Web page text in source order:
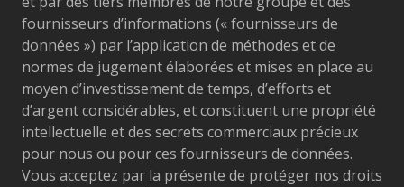
fournisseurs d’informations (« fournisseurs de
données ») par l’application de méthodes et de
normes de jugement élaborées et mises en place au
moyen d’investissement de temps, d’efforts et
d’argent considérables, et constituent une propriété
intellectuelle et des secrets commerciaux précieux
pour nous ou pour ces fournisseurs de données.
Vous acceptez par la présente de protéger nos droits